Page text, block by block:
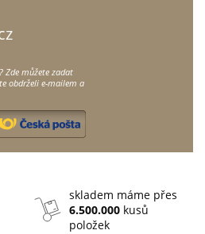
Zde můžete zadat
obdrželi e-mailem a
skladem máme přes
6.500.000 kusů
položek